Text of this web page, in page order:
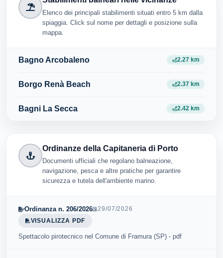
Elenco dei principali stabilimenti situati entro 5 km dalla
spiaggia. Click sul nome per dettagli e posizione sulla
mappa.
Bagno Arcobaleno 2.27 km
Borgo Renà Beach 2.37 km
Bagni La Secca 2.42 km
Ordinanze della Capitaneria di Porto
Documenti ufficiali che regolano balneazione,
navigazione, pesca e altre pratiche per garantire
sicurezza e tutela dell'ambiente marino.
Ordinanza n. 206/2026
29/07/2026
VISUALIZZA PDF
Spettacolo pirotecnico nel Comune di Framura (SP) - pdf